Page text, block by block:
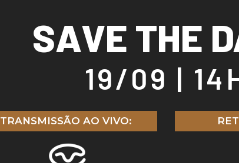
SAVE THE
19/09 |
TRANSMISSÃO AO VIVO: